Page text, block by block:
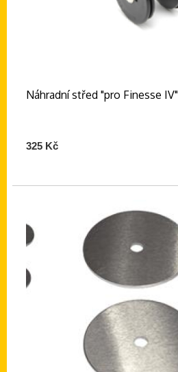
Náhradní střed "pro Finesse IV"
325 Kč